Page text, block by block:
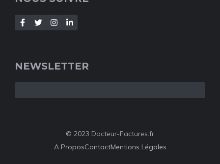
NEWSLETTER
© 2023 Docteur-Factures.fr
A ProposContactMentions Légales